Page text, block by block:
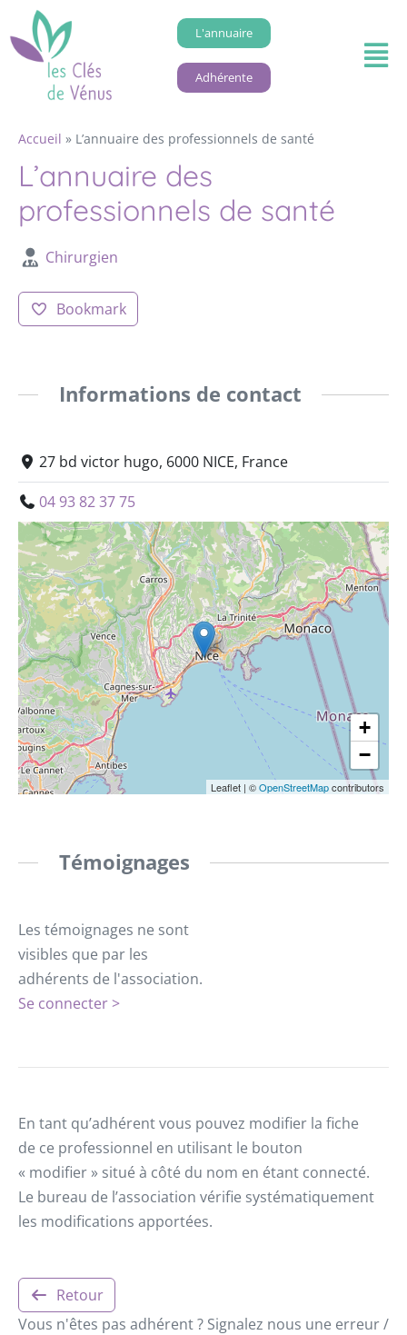
L'annuaire
Adhérente
Accueil » L’annuaire des professionnels de santé
L’annuaire des
professionnels de santé
Chirurgien
Bookmark
Informations de contact
27 bd victor hugo, 6000 NICE, France
04 93 82 37 75
+
−
Leaflet | ©OpenStreetMapcontributors
Témoignages
Les témoignages ne sont
visibles que par les
adhérents de l'association.
Se connecter >
En tant qu’adhérent vous pouvez modifier la fiche
de ce professionnel en utilisant le bouton
« modifier » situé à côté du nom en étant connecté.
Le bureau de l’association vérifie systématiquement
les modifications apportées.
Retour
Vous n'êtes pas adhérent ? Signalez nous une erreur /